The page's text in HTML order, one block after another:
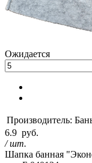
Ожидается
Производитель:
6.9 руб.
/ шт.
Шапка банная